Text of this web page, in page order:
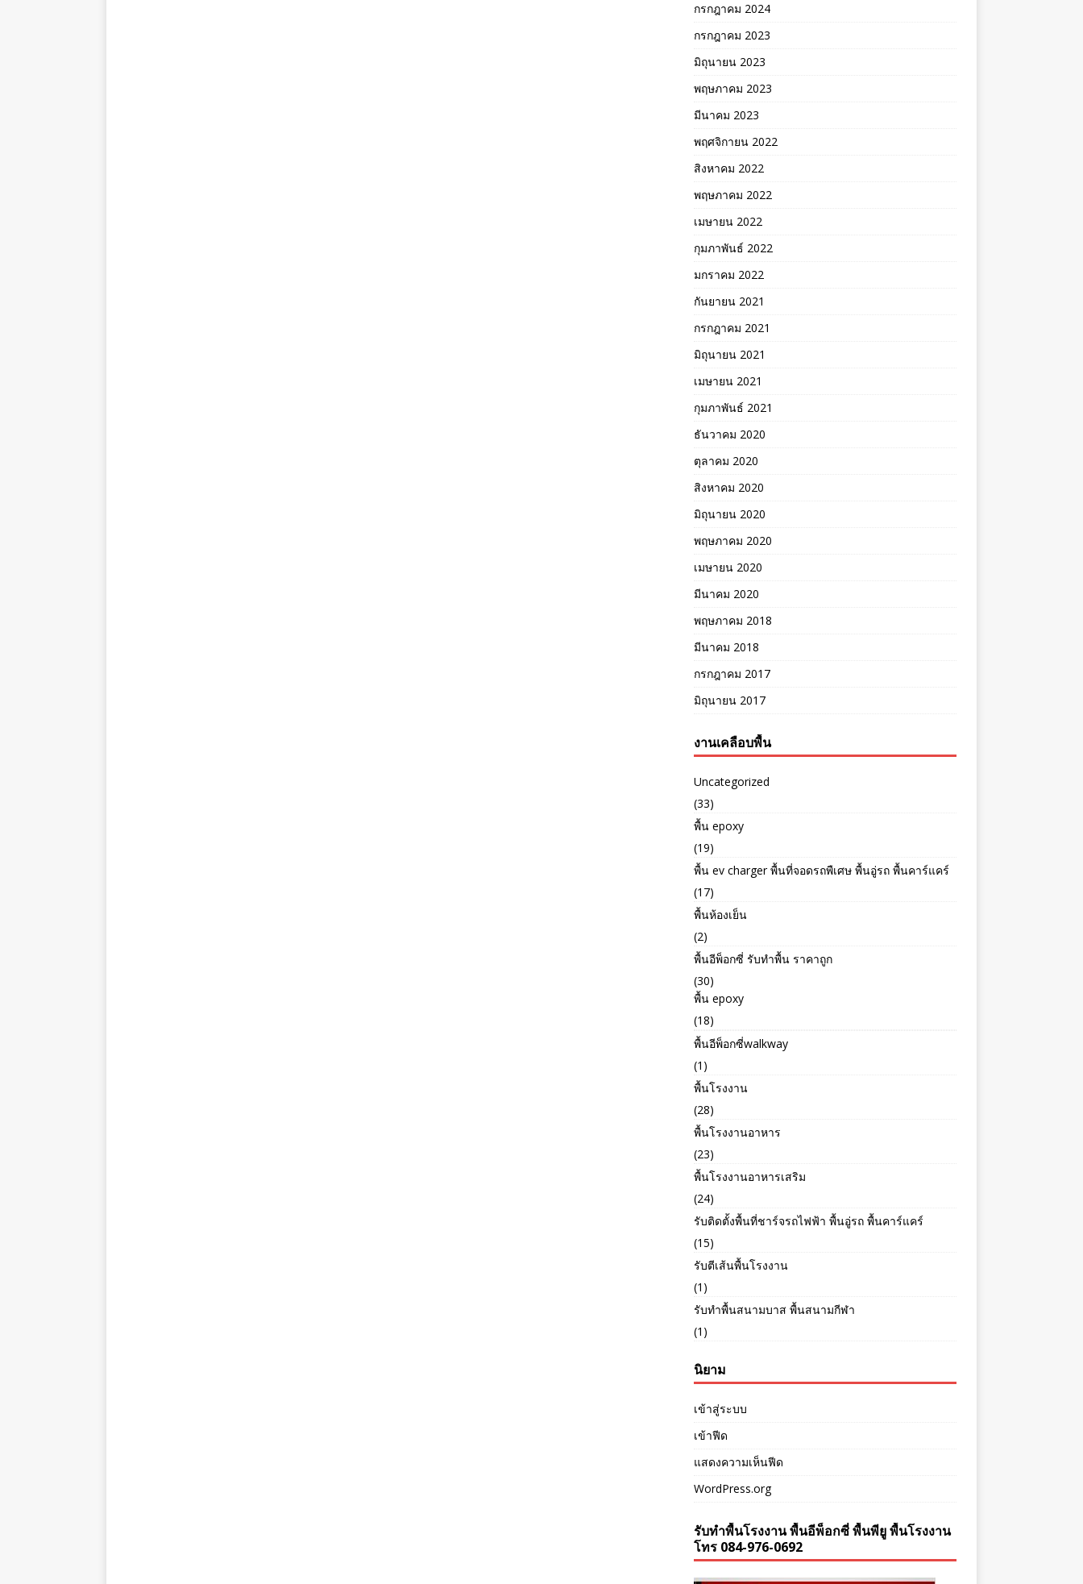
กรกฎาคม 2024
กรกฎาคม 2023
มิถุนายน 2023
พฤษภาคม 2023
มีนาคม 2023
พฤศจิกายน 2022
สิงหาคม 2022
พฤษภาคม 2022
เมษายน 2022
กุมภาพันธ์ 2022
มกราคม 2022
กันยายน 2021
กรกฎาคม 2021
มิถุนายน 2021
เมษายน 2021
กุมภาพันธ์ 2021
ธันวาคม 2020
ตุลาคม 2020
สิงหาคม 2020
มิถุนายน 2020
พฤษภาคม 2020
เมษายน 2020
มีนาคม 2020
พฤษภาคม 2018
มีนาคม 2018
กรกฎาคม 2017
มิถุนายน 2017
งานเคลือบพื้น
Uncategorized
(33)
พื้น epoxy
(19)
พื้น ev charger พื้นที่จอดรถพืเศษ พื้นอู่รถ พื้นคาร์แคร์
(17)
พื้นห้องเย็น
(2)
พื้นอีพ็อกซี่ รับทำพื้น ราคาถูก
(30)
พื้น epoxy
(18)
พื้นอีพ็อกซี่walkway
(1)
พื้นโรงงาน
(28)
พื้นโรงงานอาหาร
(23)
พื้นโรงงานอาหารเสริม
(24)
รับติดตั้งพื้นที่ชาร์จรถไฟฟ้า พื้นอู่รถ พื้นคาร์แคร์
(15)
รับตีเส้นพื้นโรงงาน
(1)
รับทำพื้นสนามบาส พื้นสนามกีฬา
(1)
นิยาม
เข้าสู่ระบบ
เข้าฟีด
แสดงความเห็นฟีด
WordPress.org
รับทำพื้นโรงงาน พื้นอีพ็อกซี่ พื้นพียู พื้นโรงงาน
โทร 084-976-0692